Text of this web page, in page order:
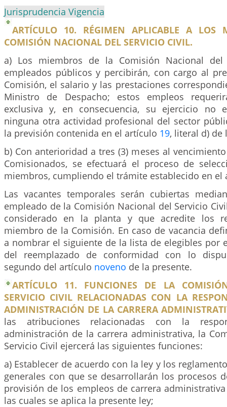
Jurisprudencia Vigencia
ARTÍCULO 10. RÉGIMEN APLICABLE A LOS
COMISIÓN NACIONAL DEL SERVICIO CIVIL.
a) Los miembros de la Comisión Nacional del
empleados públicos y percibirán, con cargo al
Comisión, el salario y las prestaciones
Ministro de Despacho; estos empleos
exclusiva y, en consecuencia, su ejercicio no
ninguna otra actividad profesional del sector
la previsión contenida en el artículo 19, literal d) de
b) Con anterioridad a tres (3) meses al
Comisionados, se efectuará el proceso de
miembros, cumpliendo el trámite establecido en
Las vacantes temporales serán cubiertas
empleado de la Comisión Nacional del Servicio
considerado en la planta y que acredite los
miembro de la Comisión. En caso de vacancia
a nombrar el siguiente de la lista de elegibles por
del reemplazado de conformidad con lo
segundo del artículo noveno de la presente.
ARTÍCULO 11. FUNCIONES DE LA
SERVICIO CIVIL RELACIONADAS CON LA
ADMINISTRACIÓN DE LA CARRERA
las atribuciones relacionadas con la
administración de la carrera administrativa, la
Servicio Civil ejercerá las siguientes funciones:
a) Establecer de acuerdo con la ley y los
generales con que se desarrollarán los procesos
provisión de los empleos de carrera
las cuales se aplica la presente ley;